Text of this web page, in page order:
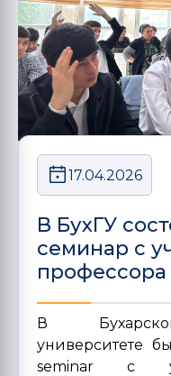
17.04.2026
В БухГУ
семинар с
В
университете
seminar с